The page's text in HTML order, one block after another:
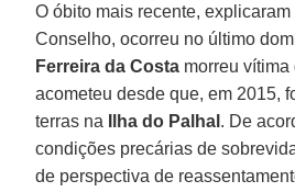
O óbito mais recente,
Conselho, ocorreu no último
Ferreira da Costa morreu
acometeu desde que, em 2015,
terras na
Ilha do Palhal . De
condições precárias de
de perspectiva de